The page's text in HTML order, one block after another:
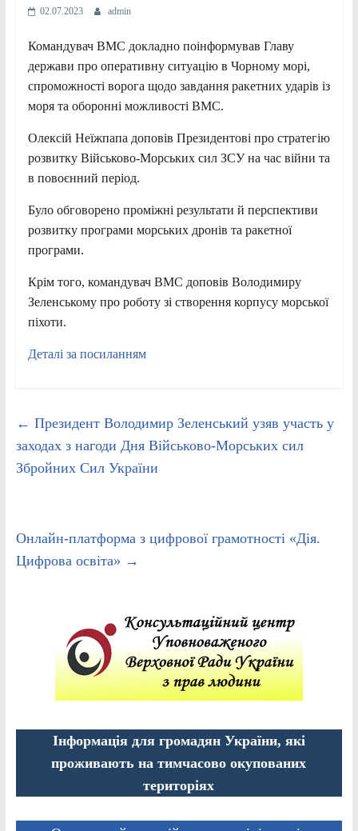
02.07.2023 admin
Командувач ВМС докладно поінформував Главу
держави про оперативну ситуацію в Чорному морі,
спроможності ворога щодо завдання ракетних ударів із
моря та оборонні можливості ВМС.
Олексій Неїжпапа доповів Президентові про стратегію
розвитку Військово-Морських сил ЗСУ на час війни та
в повоєнний період.
Було обговорено проміжні результати й перспективи
розвитку програми морських дронів та ракетної
програми.
Крім того, командувач ВМС доповів Володимиру
Зеленському про роботу зі створення корпусу морської
піхоти.
Деталі за посиланням
← Президент Володимир Зеленський узяв участь у
заходах з нагоди Дня Військово-Морських сил
Збройних Сил України
Онлайн-платформа з цифрової грамотності «Дія.
Цифрова освіта» →
Інформація для громадян України, які
проживають на тимчасово окупованих
територіях